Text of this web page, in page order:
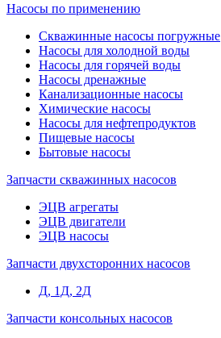
Насосы по применению
Скважинные насосы погружные
Насосы для холодной воды
Насосы для горячей воды
Насосы дренажные
Канализационные насосы
Химические насосы
Насосы для нефтепродуктов
Пищевые насосы
Бытовые насосы
Запчасти скважинных насосов
ЭЦВ агрегаты
ЭЦВ двигатели
ЭЦВ насосы
Запчасти двухсторонних насосов
Д, 1Д, 2Д
Запчасти консольных насосов